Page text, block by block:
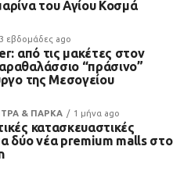
του Αγίου Κοσμά
3 εβδομάδες ago
από τις μακέτες στον
“πράσινο”
της Μεσογείου
& ΠΑΡΚΑ 1 μήνα ago
κατασκευαστικές
δύο νέα premium malls στο